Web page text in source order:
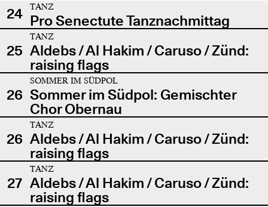
24
TANZ
Pro Senectute Tanznachmittag
25
TANZ
Aldebs / Al Hakim / Caruso / Zünd:
raising flags
26
SOMMER IM SÜDPOL
Sommer im Südpol: Gemischter
Chor Obernau
26
TANZ
Aldebs / Al Hakim / Caruso / Zünd:
raising flags
27
TANZ
Aldebs / Al Hakim / Caruso / Zünd:
raising flags